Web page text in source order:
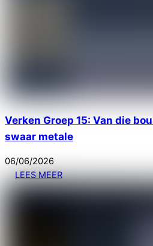
Verken Groep 15: Van die
swaar metale
06/06/2026
LEES MEER